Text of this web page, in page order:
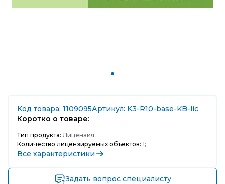
Код товара: 1109095Артикул: K3-R10-base-KB-lic
Коротко о товаре:
Тип продукта: Лицензия;
Количество лицензируемых объектов: 1;
Все характеристики
Задать вопрос специалисту